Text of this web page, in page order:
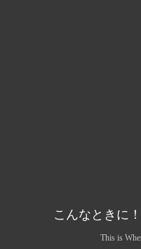
こんなときに！
This is